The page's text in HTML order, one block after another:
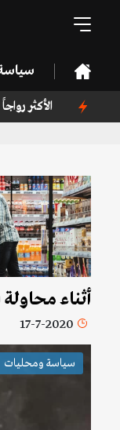
الأكثر رواجاً
أثناء
17-7-2020
سياسة ومحليات